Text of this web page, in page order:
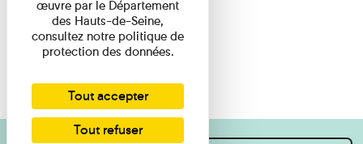
œuvre par le Département
des Hauts-de-Seine,
consultez notre politique de
protection des données.
Tout accepter
Tout refuser